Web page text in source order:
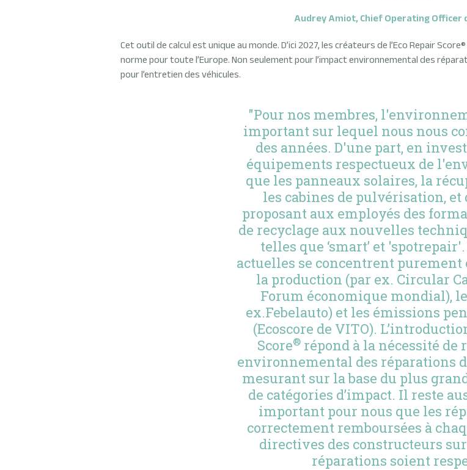
Audrey Amiot, Chief Operating Officer
Cet outil de calcul est unique au monde. D’ici 2027, les créateurs de l’Eco Repair
norme pour toute l’Europe. Non seulement pour l’impact environnemental des
pour l’entretien des véhicules.
"Pour nos membres,
important sur lequel nous nous
des années. D'une part, en
équipements respectueux de
que les panneaux solaires, la
les cabines de pulvérisation, et
proposant aux employés des
de recyclage aux nouvelles
telles que ‘smart’ et
actuelles se concentrent
la production (par ex. Circular
Forum économique mondial),
ex.Febelauto) et les émissions
(Ecoscore de VITO).
Score®répond à la nécessité de
environnemental des réparations
mesurant sur la base du plus
de catégories d’impact. Il reste
important pour nous que les
correctement remboursées à
directives des constructeurs
réparations soient